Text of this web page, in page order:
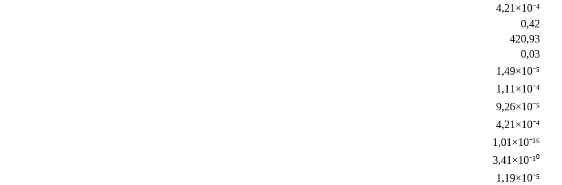
4,21×10⁻⁴
0,42
420,93
0,03
1,49×10⁻⁵
1,11×10⁻⁴
9,26×10⁻⁵
4,21×10⁻⁴
1,01×10⁻¹⁶
3,41×10⁻¹⁰
1,19×10⁻⁵